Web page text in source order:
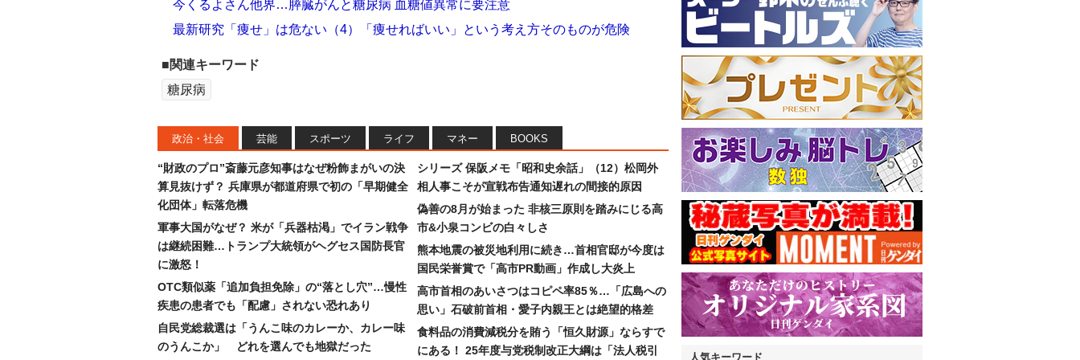
今くるよさん他界…膵臓がんと糖尿病 血糖値異常に要注意
最新研究「痩せ」は危ない（4）「痩せればいい」という考え方そのものが危険
■関連キーワード
糖尿病
政治・社会 芸能 スポーツ ライフ マネー BOOKS
“財政のプロ”斎藤元彦知事はなぜ粉飾まがいの決
算見抜けず？ 兵庫県が都道府県で初の「早期健全
化団体」転落危機
軍事大国がなぜ？ 米が「兵器枯渇」でイラン戦争
は継続困難…トランプ大統領がヘグセス国防長官
に激怒！
OTC類似薬「追加負担免除」の“落とし穴”…慢性
疾患の患者でも「配慮」されない恐れあり
自民党総裁選は「うんこ味のカレーか、カレー味
のうんこか」 どれを選んでも地獄だった
シリーズ 保阪メモ「昭和史余話」（12）松岡外
相人事こそが宣戦布告通知遅れの間接的原因
偽善の8月が始まった 非核三原則を踏みにじる高
市&小泉コンビの白々しさ
熊本地震の被災地利用に続き…首相官邸が今度は
国民栄誉賞で「高市PR動画」作成し大炎上
高市首相のあいさつはコピペ率85％…「広島への
思い」石破前首相・愛子内親王とは絶望的格差
食料品の消費減税分を賄う「恒久財源」ならすで
にある！ 25年度与党税制改正大綱は「法人税引
人気キーワード